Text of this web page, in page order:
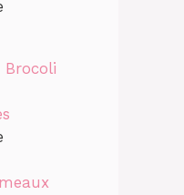
Brocoli